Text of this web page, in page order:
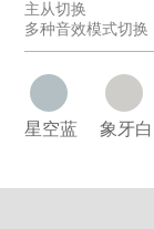
主从切换
多种音效模式切换
星空蓝 象牙白